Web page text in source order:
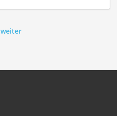
weiter